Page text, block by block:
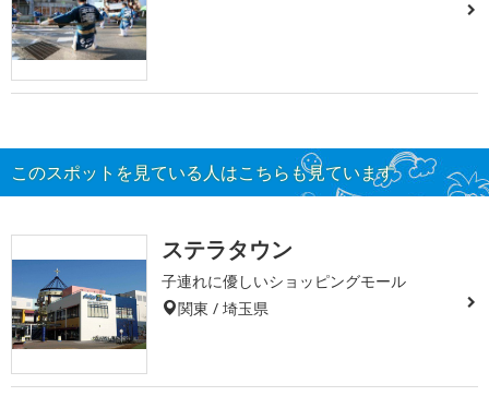
このスポットを見ている人はこちらも見ています
ステラタウン
子連れに優しいショッピングモール
関東 / 埼玉県